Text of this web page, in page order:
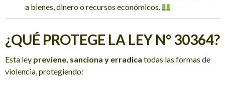
a bienes, dinero o recursos económicos.
¿QUÉ PROTEGE LA LEY N° 30364?
Esta ley previene, sanciona y erradica todas las formas de
violencia, protegiendo: